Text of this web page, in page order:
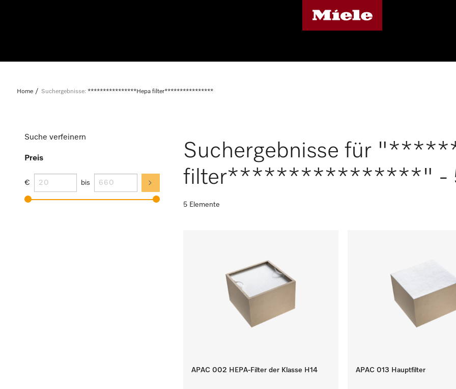
Home Suchergebnisse: ****************Hepa filter****************
Suche verfeinern
Preis
€ bis
Suchergebnisse für
filter****************" -
5 Elemente
APAC 002 HEPA-Filter der Klasse H14 APAC 013 Hauptfilter